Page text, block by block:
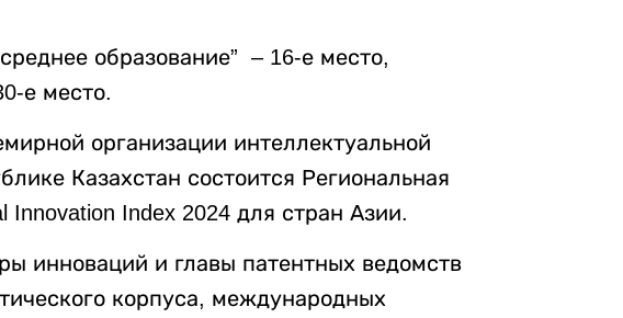
образование” – 16-е место,
е место.
организации интеллектуальной
Казахстан состоится Региональная
Index 2024 для стран Азии.
инноваций и главы патентных ведомств
корпуса, международных